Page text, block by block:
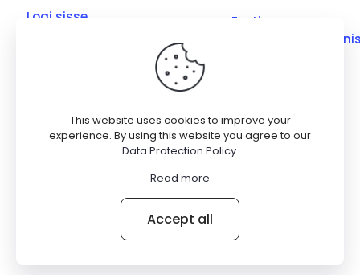
Logi sisse
Eesti
Saaremaa
Meetootjate
Ühing
Powered byWordPress
This website uses cookies to improve your
experience. By using this website you agree to our
Data Protection Policy.
Read more
Accept all